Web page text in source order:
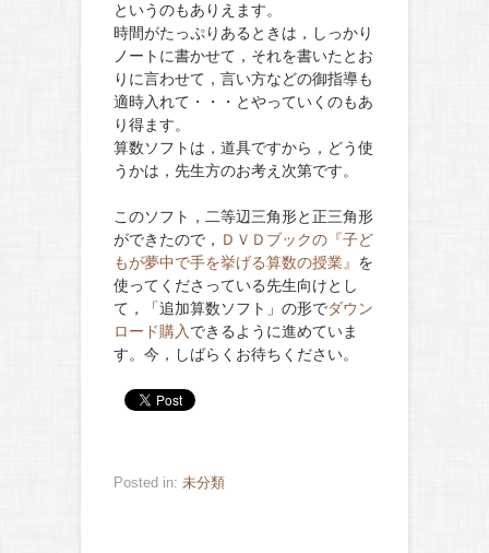
というのもありえます。
時間がたっぷりあるときは，しっかり
ノートに書かせて，それを書いたとお
りに言わせて，言い方などの御指導も
適時入れて・・・とやっていくのもあ
り得ます。
算数ソフトは，道具ですから，どう使
うかは，先生方のお考え次第です。
このソフト，二等辺三角形と正三角形
ができたので， ＤＶＤブックの『子ど
もが夢中で手を挙げる算数の授業』 を
使ってくださっている先生向けとし
て，「追加算数ソフト」の形でダウン
ロード購入 できるように進めていま
す。今，しばらくお待ちください。
Posted in: 未分類